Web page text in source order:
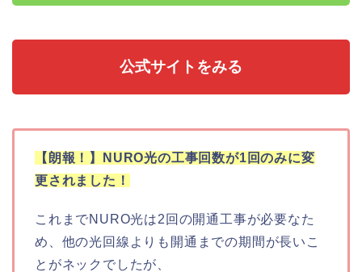
公式サイトをみる
【朗報！】NURO光の工事回数が1回のみに変
更されました！
これまでNURO光は2回の開通工事が必要なた
め、他の光回線よりも開通までの期間が長いこ
とがネックでしたが、